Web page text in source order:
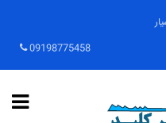
09198775458